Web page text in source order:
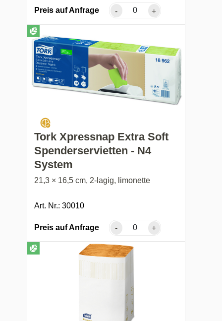
Preis auf Anfrage - +
Tork Xpressnap Extra Soft
Spenderservietten - N4
System
21,3 × 16,5 cm, 2-lagig, limonette
Art. Nr.: 30010
Preis auf Anfrage - +